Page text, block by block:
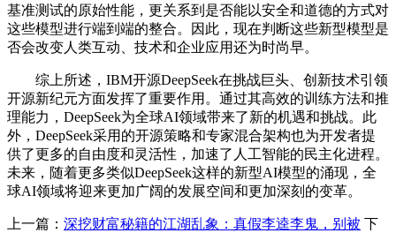
基准测试的原始性能，更关系到是否能以安全和道德的方式对
这些模型进行端到端的整合。因此，现在判断这些新型模型是
否会改变人类互动、技术和企业应用还为时尚早。
综上所述，IBM开源DeepSeek在挑战巨头、创新技术引领
开源新纪元方面发挥了重要作用。通过其高效的训练方法和推
理能力，DeepSeek为全球AI领域带来了新的机遇和挑战。此
外，DeepSeek采用的开源策略和专家混合架构也为开发者提
供了更多的自由度和灵活性，加速了人工智能的民主化进程。
未来，随着更多类似DeepSeek这样的新型AI模型的涌现，全
球AI领域将迎来更加广阔的发展空间和更加深刻的变革。
上一篇： 深挖财富秘籍的江湖乱象：真假李逵李鬼，别被 下